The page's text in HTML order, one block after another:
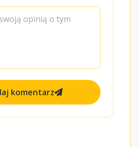
komentarz